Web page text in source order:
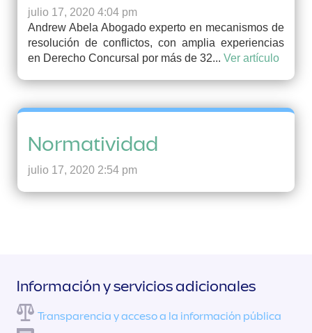
julio 17, 2020 4:04 pm
Andrew Abela Abogado experto en mecanismos de
resolución de conflictos, con amplia experiencias
en Derecho Concursal por más de 32... Ver artículo
Normatividad
julio 17, 2020 2:54 pm
Información y servicios adicionales
Transparencia y acceso a la información pública